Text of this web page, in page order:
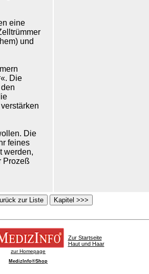
eine
und
Die
Die
feines
werden,
Prozeß
zur Homepage
Zur Startseite
Haut und Haar
MedizInfo®Shop